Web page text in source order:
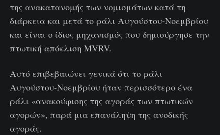
της ανακατανομής των νομισμάτων κατά τη
διάρκεια και μετά το ράλι Αυγούστου-Νοεμβρίου
και είναι ο ίδιος μηχανισμός που δημιούργησε την
πτωτική απόκλιση MVRV.
Αυτό επιβεβαιώνει γενικά ότι το ράλι
Αυγούστου-Νοεμβρίου ήταν περισσότερο ένα
ράλι «ανακούφισης της αγοράς των πτωτικών
αγορών», παρά μια επανάληψη της ανοδικής
αγοράς.